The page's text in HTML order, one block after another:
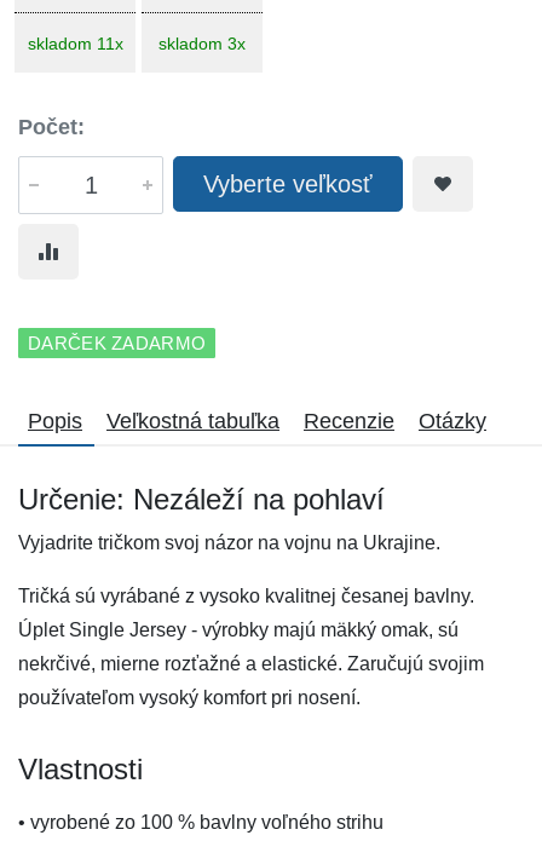
skladom 11x skladom 3x
Počet:
Vyberte veľkosť
DARČEK ZADARMO
Popis Veľkostná tabuľka Recenzie Otázky
Určenie: Nezáleží na pohlaví
Vyjadrite tričkom svoj názor na vojnu na Ukrajine.
Tričká sú vyrábané z vysoko kvalitnej česanej bavlny.
Úplet Single Jersey - výrobky majú mäkký omak, sú
nekrčivé, mierne rozťažné a elastické. Zaručujú svojim
používateľom vysoký komfort pri nosení.
Vlastnosti
• vyrobené zo 100 % bavlny voľného strihu